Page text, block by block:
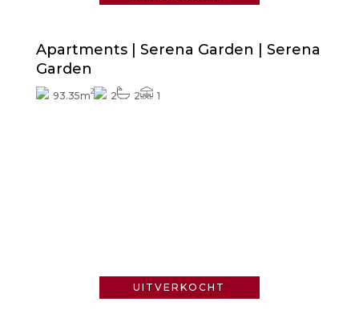
Apartments | Serena Garden | Serena
Garden
93.35m2 2 2 1
UITVERKOCHT